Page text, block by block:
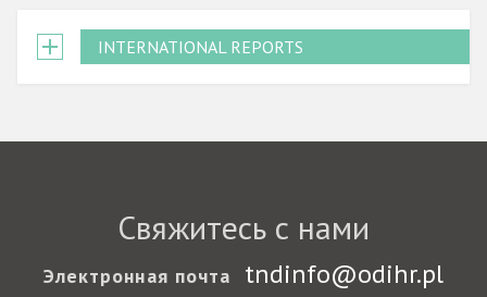
INTERNATIONAL REPORTS
Свяжитесь с нами
Электронная почта tndinfo@odihr.pl